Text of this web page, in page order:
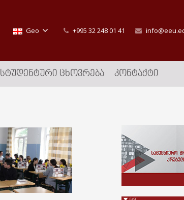
Geo +995 32 248 01 41
ᲡᲢᲣᲓᲔᲜᲢᲣᲠᲘ ᲪᲮᲝᲕᲠᲔᲑᲐ ᲙᲝᲜᲢᲐᲥᲢᲘ